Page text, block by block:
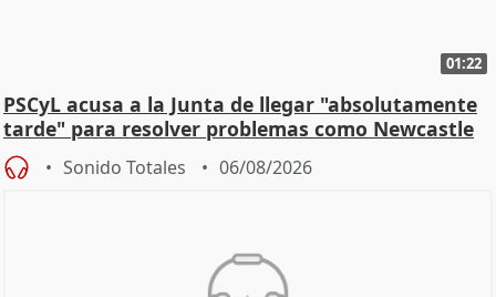
01:22
PSCyL acusa a la Junta de llegar "absolutamente
tarde" para resolver problemas como Newcastle
Sonido Totales 06/08/2026